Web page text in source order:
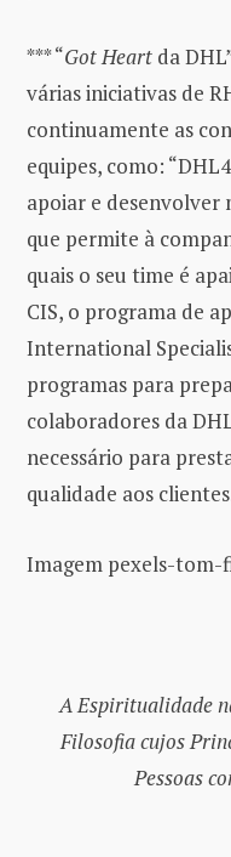
*** “Got Heart da
várias iniciativas de
continuamente as
equipes, como:
apoiar e desenvolver
que permite à
quais o seu time é
CIS, o programa de
International
programas para
colaboradores da
necessário para
qualidade aos
Imagem pexels-tom-
A Espiritualidade
Filosofia cujos
Pessoas